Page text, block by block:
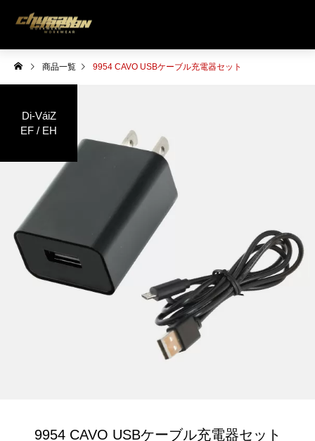
商品一覧 9954 CAVO USBケーブル充電器セット
Di-VáiZ
EF / EH
9954 CAVO USBケーブル充電器セット